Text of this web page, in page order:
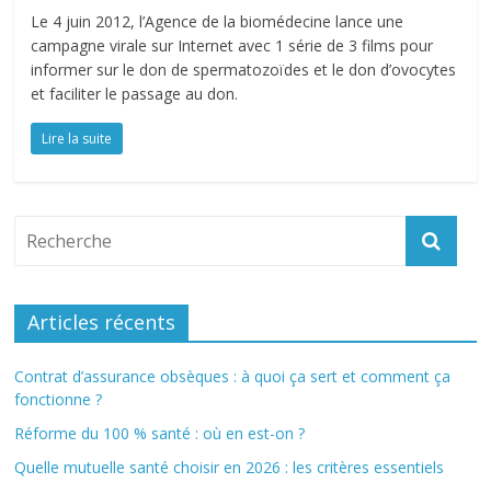
Le 4 juin 2012, l’Agence de la biomédecine lance une
campagne virale sur Internet avec 1 série de 3 films pour
informer sur le don de spermatozoïdes et le don d’ovocytes
et faciliter le passage au don.
Lire la suite
Articles récents
Contrat d’assurance obsèques : à quoi ça sert et comment ça
fonctionne ?
Réforme du 100 % santé : où en est-on ?
Quelle mutuelle santé choisir en 2026 : les critères essentiels